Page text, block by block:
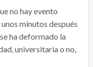
no hay evento
minutos después
ha deformado la
universitaria o no,